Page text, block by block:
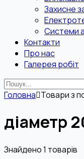
Захисне
Системи
Контакти
Про нас
Галерея робіт
Головна Товари з
діаметр
Знайдено1 товарів